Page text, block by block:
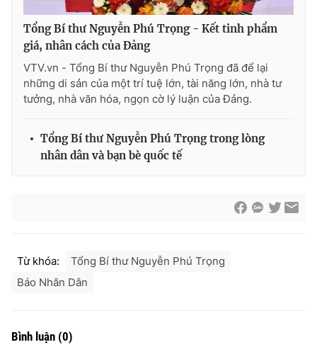
Tổng Bí thư Nguyễn Phú Trọng - Kết tinh phẩm
giá, nhân cách của Đảng
VTV.vn - Tổng Bí thư Nguyễn Phú Trọng đã để lại
những di sản của một trí tuệ lớn, tài năng lớn, nhà tư
tưởng, nhà văn hóa, ngọn cờ lý luận của Đảng.
Tổng Bí thư Nguyễn Phú Trọng trong lòng
nhân dân và bạn bè quốc tế
Từ khóa:
Tổng Bí thư Nguyễn Phú Trọng
Báo Nhân Dân
Bình luận (0)